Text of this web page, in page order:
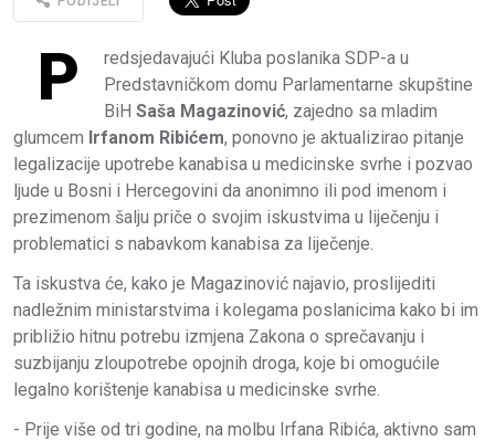
P
redsjedavajući Kluba poslanika SDP-a u
Predstavničkom domu Parlamentarne skupštine
BiH Saša Magazinović, zajedno sa mladim
glumcem Irfanom Ribićem, ponovno je aktualizirao pitanje
legalizacije upotrebe kanabisa u medicinske svrhe i pozvao
ljude u Bosni i Hercegovini da anonimno ili pod imenom i
prezimenom šalju priče o svojim iskustvima u liječenju i
problematici s nabavkom kanabisa za liječenje.
Ta iskustva će, kako je Magazinović najavio, proslijediti
nadležnim ministarstvima i kolegama poslanicima kako bi im
približio hitnu potrebu izmjena Zakona o sprečavanju i
suzbijanju zloupotrebe opojnih droga, koje bi omogućile
legalno korištenje kanabisa u medicinske svrhe.
- Prije više od tri godine, na molbu Irfana Ribića, aktivno sam